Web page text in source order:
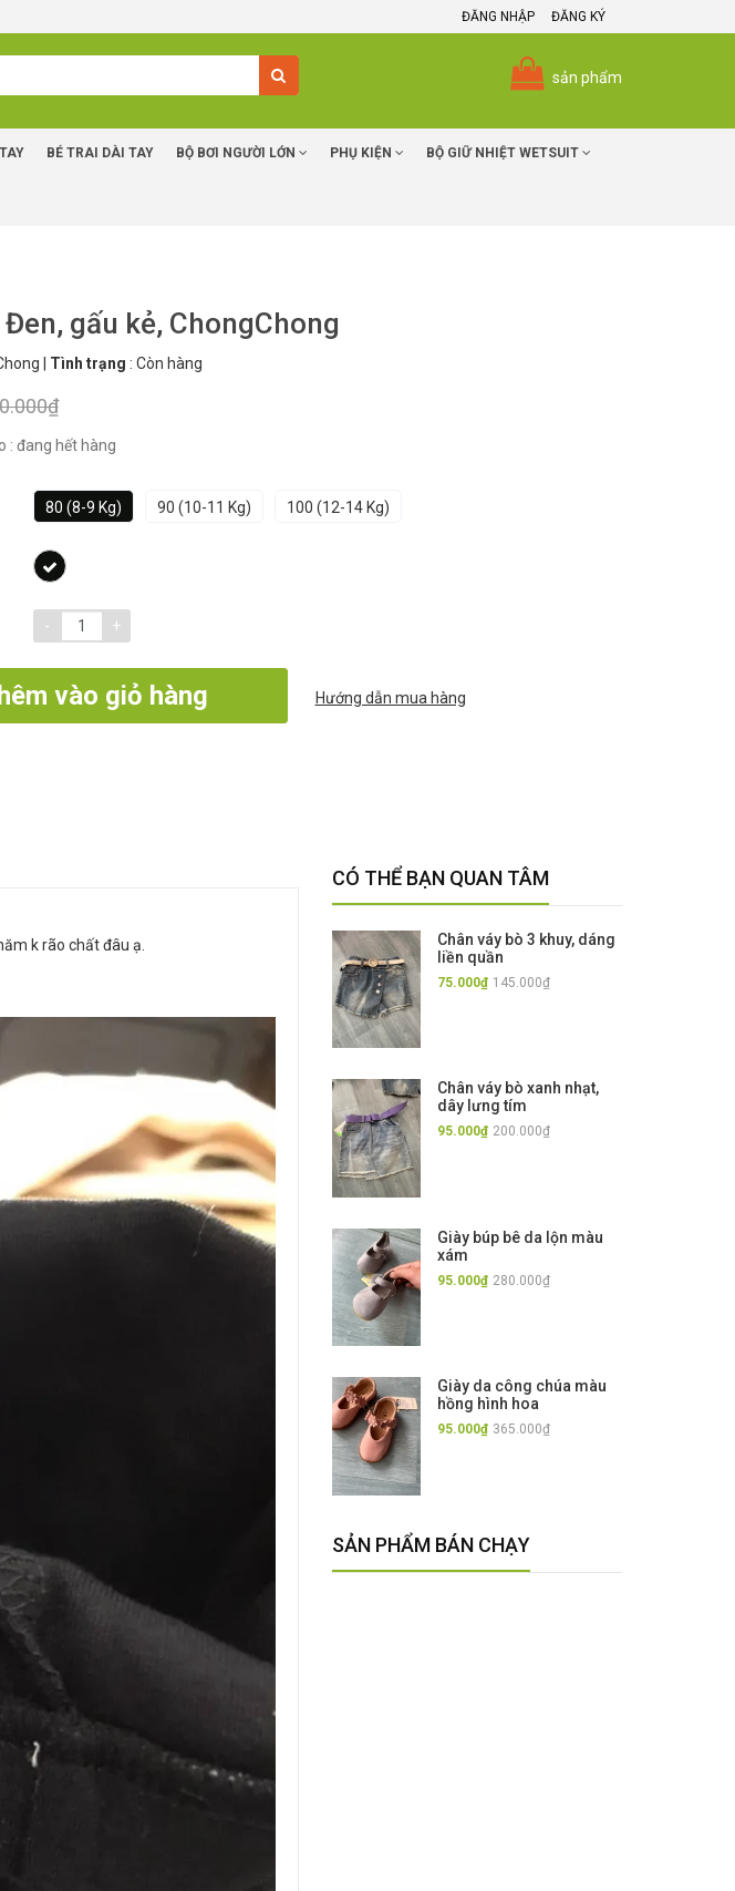
ĐĂNG NHẬP ĐĂNG KÝ
sản phẩm
BÉ TRAI DÀI TAY BỘ BƠI NGƯỜI LỚN PHỤ KIỆN BỘ GIỮ NHIỆT WETSUIT
gấu kẻ, ChongChong
Tình trạng : Còn hàng
: đang hết hàng
80 (8-9 Kg) 90 (10-11 Kg) 100 (12-14 Kg)
- +
vào giỏ hàng Hướng dẫn mua hàng
k rão chất đâu ạ.
CÓ THỂ BẠN QUAN TÂM
Chân váy bò 3 khuy, dáng
liền quần
75.000₫ 145.000₫
Chân váy bò xanh nhạt,
dây lưng tím
95.000₫ 200.000₫
Giày búp bê da lộn màu
xám
95.000₫ 280.000₫
Giày da công chúa màu
hồng hình hoa
95.000₫ 365.000₫
SẢN PHẨM BÁN CHẠY